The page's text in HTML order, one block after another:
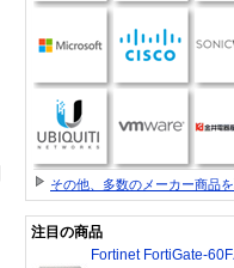
その他、多数のメーカー商品
注目の商品
Fortinet FortiGate-